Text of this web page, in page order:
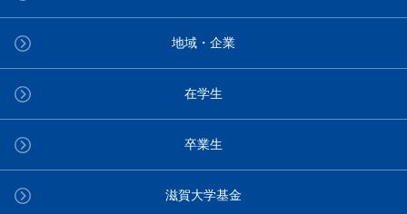
地域・企業
在学生
卒業生
滋賀大学基金